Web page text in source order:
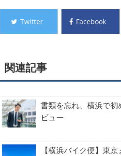
Twitter Facebook
関連記事
書類を忘れ、横浜で
ビュー
【横浜バイク便】東